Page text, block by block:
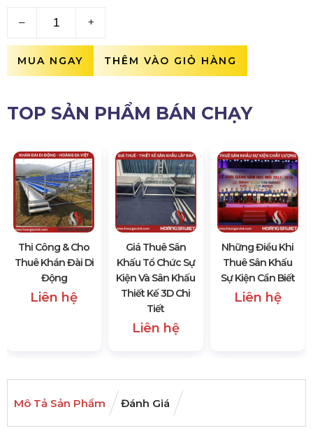
– +
MUA NGAY THÊM VÀO GIỎ HÀNG
TOP SẢN PHẨM BÁN CHẠY
Thi Công & Cho
Thuê Khán Đài Di
Động
Liên hệ
Giá Thuê Sân
Khấu Tổ Chức Sự
Kiện Và Sân Khấu
Thiết Kế 3D Chi
Tiết
Liên hệ
Những Điều Khi
Thuê Sân Khấu
Sự Kiện Cần Biết
Liên hệ
Mô Tả Sản Phẩm Đánh Giá